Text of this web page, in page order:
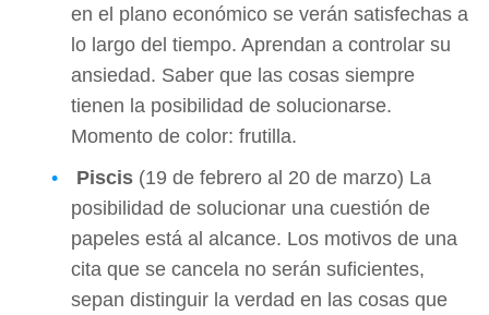
en el plano económico se verán satisfechas a
lo largo del tiempo. Aprendan a controlar su
ansiedad. Saber que las cosas siempre
tienen la posibilidad de solucionarse.
Momento de color: frutilla.
Piscis (19 de febrero al 20 de marzo) La
posibilidad de solucionar una cuestión de
papeles está al alcance. Los motivos de una
cita que se cancela no serán suficientes,
sepan distinguir la verdad en las cosas que